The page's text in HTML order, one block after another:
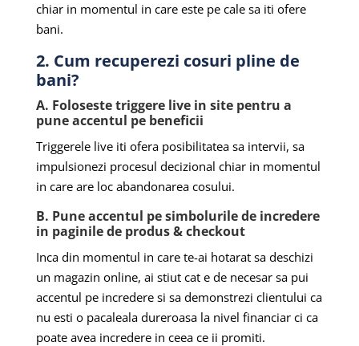
chiar in momentul in care este pe cale sa iti ofere
bani.
2. Cum recuperezi cosuri pline de
bani?
A. Foloseste triggere live in site pentru a
pune accentul pe beneficii
Triggerele live iti ofera posibilitatea sa intervii, sa
impulsionezi procesul decizional chiar in momentul
in care are loc abandonarea cosului.
B. Pune accentul pe simbolurile de incredere
in paginile de produs & checkout
Inca din momentul in care te-ai hotarat sa deschizi
un magazin online, ai stiut cat e de necesar sa pui
accentul pe incredere si sa demonstrezi clientului ca
nu esti o pacaleala dureroasa la nivel financiar ci ca
poate avea incredere in ceea ce ii promiti.